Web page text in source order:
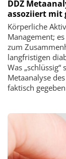
DDZ
assoziiert mit
Körperliche
Management;
zum
langfristigen
Was
Metaanalyse
faktisch